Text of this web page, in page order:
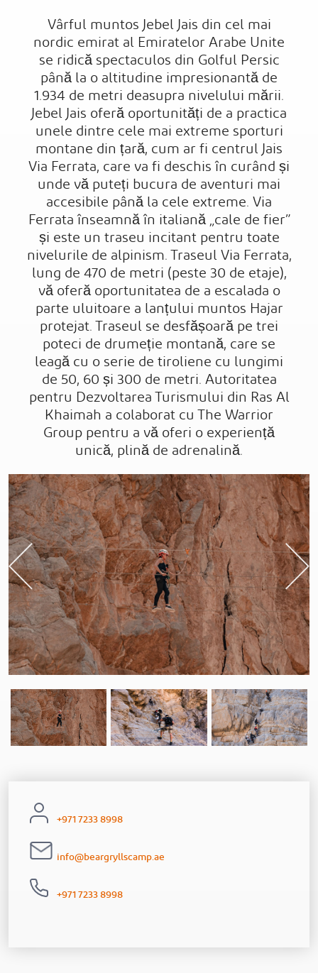
Vârful muntos Jebel Jais din cel mai
nordic emirat al Emiratelor Arabe Unite
se ridică spectaculos din Golful Persic
până la o altitudine impresionantă de
1.934 de metri deasupra nivelului mării.
Jebel Jais oferă oportunități de a practica
unele dintre cele mai extreme sporturi
montane din țară, cum ar fi centrul Jais
Via Ferrata, care va fi deschis în curând și
unde vă puteți bucura de aventuri mai
accesibile până la cele extreme. Via
Ferrata înseamnă în italiană „cale de fier”
și este un traseu incitant pentru toate
nivelurile de alpinism. Traseul Via Ferrata,
lung de 470 de metri (peste 30 de etaje),
vă oferă oportunitatea de a escalada o
parte uluitoare a lanțului muntos Hajar
protejat. Traseul se desfășoară pe trei
poteci de drumeție montană, care se
leagă cu o serie de tiroliene cu lungimi
de 50, 60 și 300 de metri. Autoritatea
pentru Dezvoltarea Turismului din Ras Al
Khaimah a colaborat cu The Warrior
Group pentru a vă oferi o experiență
unică, plină de adrenalină.
Previous
+971 7233 8998
info@beargryllscamp.ae
+971 7233 8998